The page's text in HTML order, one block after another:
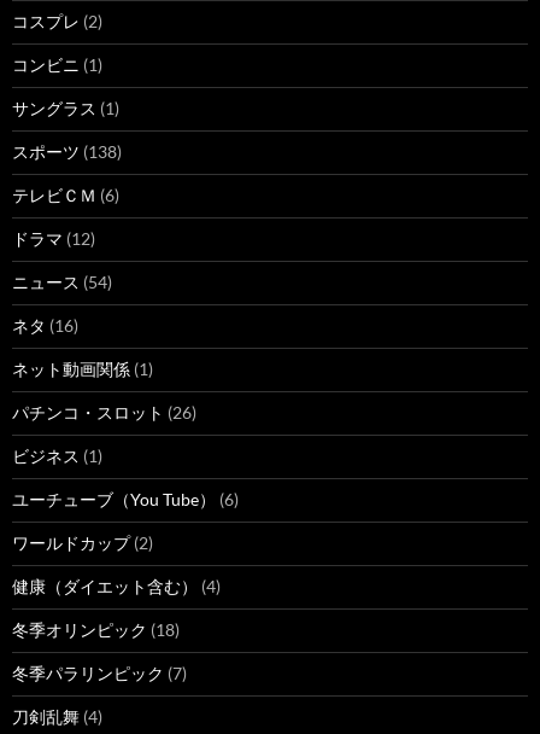
コスプレ (2)
コンビニ (1)
サングラス (1)
スポーツ (138)
テレビＣＭ (6)
ドラマ (12)
ニュース (54)
ネタ (16)
ネット動画関係 (1)
パチンコ・スロット (26)
ビジネス (1)
ユーチューブ（You Tube） (6)
ワールドカップ(2)
健康（ダイエット含む） (4)
冬季オリンピック (18)
冬季パラリンピック (7)
刀剣乱舞 (4)